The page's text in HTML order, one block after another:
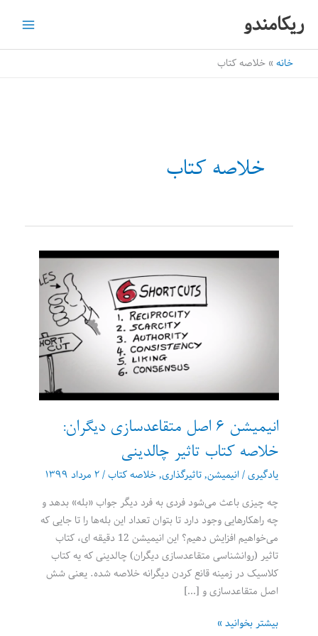
ریکامندو
خانه خلاصه کتاب
خلاصه کتاب
انیمیشن 6 اصل متقاعدسازی دیگران:
خلاصه کتاب تاثیر چالدینی
یادگیری/انیمیشن,تاثیرگذاری,خلاصه کتاب/۲ مرداد ۱۳۹۹
چه چیزی باعث می‌شود فردی به فرد دیگر جواب «بله» بدهد و
چه راهکارهایی وجود دارد تا بتوان تعداد این بله‌ها را تا جایی که
می‌خواهیم افزایش دهیم؟ این انیمیشن 12 دقیقه ای، کتاب
تاثیر (روانشناسی متقاعدسازی دیگران) چالدینی که یه کتاب
کلاسیک در زمینه قانع کردن دیگرانه خلاصه شده. یعنی شش
اصل متقاعدسازی و […]
انیمیشن
بیشتر بخوانید »